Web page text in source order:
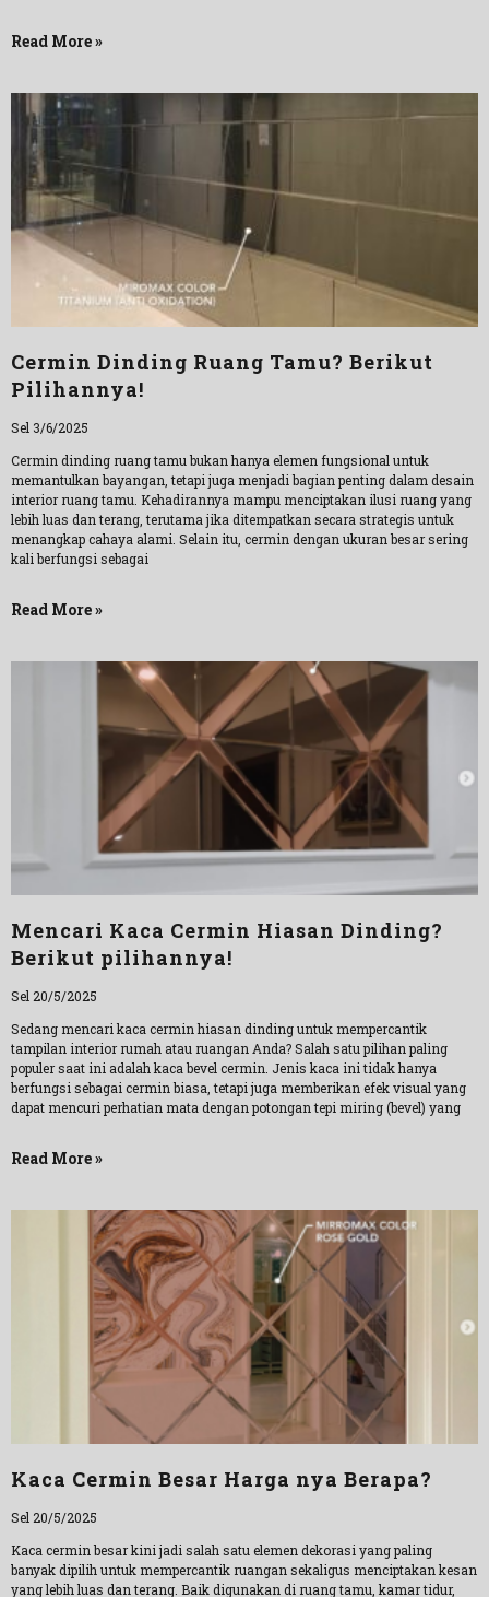
Read More »
Cermin Dinding Ruang Tamu? Berikut
Pilihannya!
Sel 3/6/2025
Cermin dinding ruang tamu bukan hanya elemen fungsional untuk
memantulkan bayangan, tetapi juga menjadi bagian penting dalam desain
interior ruang tamu. Kehadirannya mampu menciptakan ilusi ruang yang
lebih luas dan terang, terutama jika ditempatkan secara strategis untuk
menangkap cahaya alami. Selain itu, cermin dengan ukuran besar sering
kali berfungsi sebagai
Read More »
Mencari Kaca Cermin Hiasan Dinding?
Berikut pilihannya!
Sel 20/5/2025
Sedang mencari kaca cermin hiasan dinding untuk mempercantik
tampilan interior rumah atau ruangan Anda? Salah satu pilihan paling
populer saat ini adalah kaca bevel cermin. Jenis kaca ini tidak hanya
berfungsi sebagai cermin biasa, tetapi juga memberikan efek visual yang
dapat mencuri perhatian mata dengan potongan tepi miring (bevel) yang
Read More »
Kaca Cermin Besar Harga nya Berapa?
Sel 20/5/2025
Kaca cermin besar kini jadi salah satu elemen dekorasi yang paling
banyak dipilih untuk mempercantik ruangan sekaligus menciptakan kesan
yang lebih luas dan terang. Baik digunakan di ruang tamu, kamar tidur,